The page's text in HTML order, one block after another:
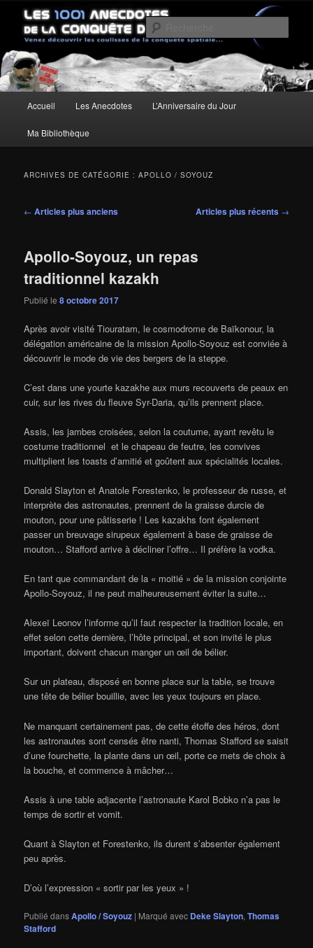
contenu
principal
contenu
secondaireLes anecdotes de la Conquête de
l'Espace
Un site pour découvrir les coulisses de la conquête spatiale
principal
Accueil Les Anecdotes L’Anniversaire du Jour
Ma Bibliothèque
ARCHIVES DE CATÉGORIE :APOLLO / SOYOUZ
Navigation
← Articles plus anciens Articles plus récents →
Apollo-Soyouz, un repas
traditionnel kazakh
Publié le8 octobre 2017
Après avoir visité Tiouratam, le cosmodrome de Baïkonour, la
délégation américaine de la mission Apollo-Soyouz est conviée à
découvrir le mode de vie des bergers de la steppe.
C’est dans une yourte kazakhe aux murs recouverts de peaux en
cuir, sur les rives du fleuve Syr-Daria, qu’ils prennent place.
Assis, les jambes croisées, selon la coutume, ayant revêtu le
costume traditionnel et le chapeau de feutre, les convives
multiplient les toasts d’amitié et goûtent aux spécialités locales.
Donald Slayton et Anatole Forestenko, le professeur de russe, et
interprète des astronautes, prennent de la graisse durcie de
mouton, pour une pâtisserie ! Les kazakhs font également
passer un breuvage sirupeux également à base de graisse de
mouton… Stafford arrive à décliner l’offre… Il préfère la vodka.
En tant que commandant de la « moitié » de la mission conjointe
Apollo-Soyouz, il ne peut malheureusement éviter la suite…
Alexeï Leonov l’informe qu’il faut respecter la tradition locale, en
effet selon cette dernière, l’hôte principal, et son invité le plus
important, doivent chacun manger un œil de bélier.
Sur un plateau, disposé en bonne place sur la table, se trouve
une tête de bélier bouillie, avec les yeux toujours en place.
Ne manquant certainement pas, de cette étoffe des héros, dont
les astronautes sont censés être nanti, Thomas Stafford se saisit
d’une fourchette, la plante dans un œil, porte ce mets de choix à
la bouche, et commence à mâcher…
Assis à une table adjacente l’astronaute Karol Bobko n’a pas le
temps de sortir et vomit.
Quant à Slayton et Forestenko, ils durent s’absenter également
peu après.
D’où l’expression « sortir par les yeux » !
Publié dansApollo / Soyouz | Marqué avec Deke Slayton,Thomas
Stafford